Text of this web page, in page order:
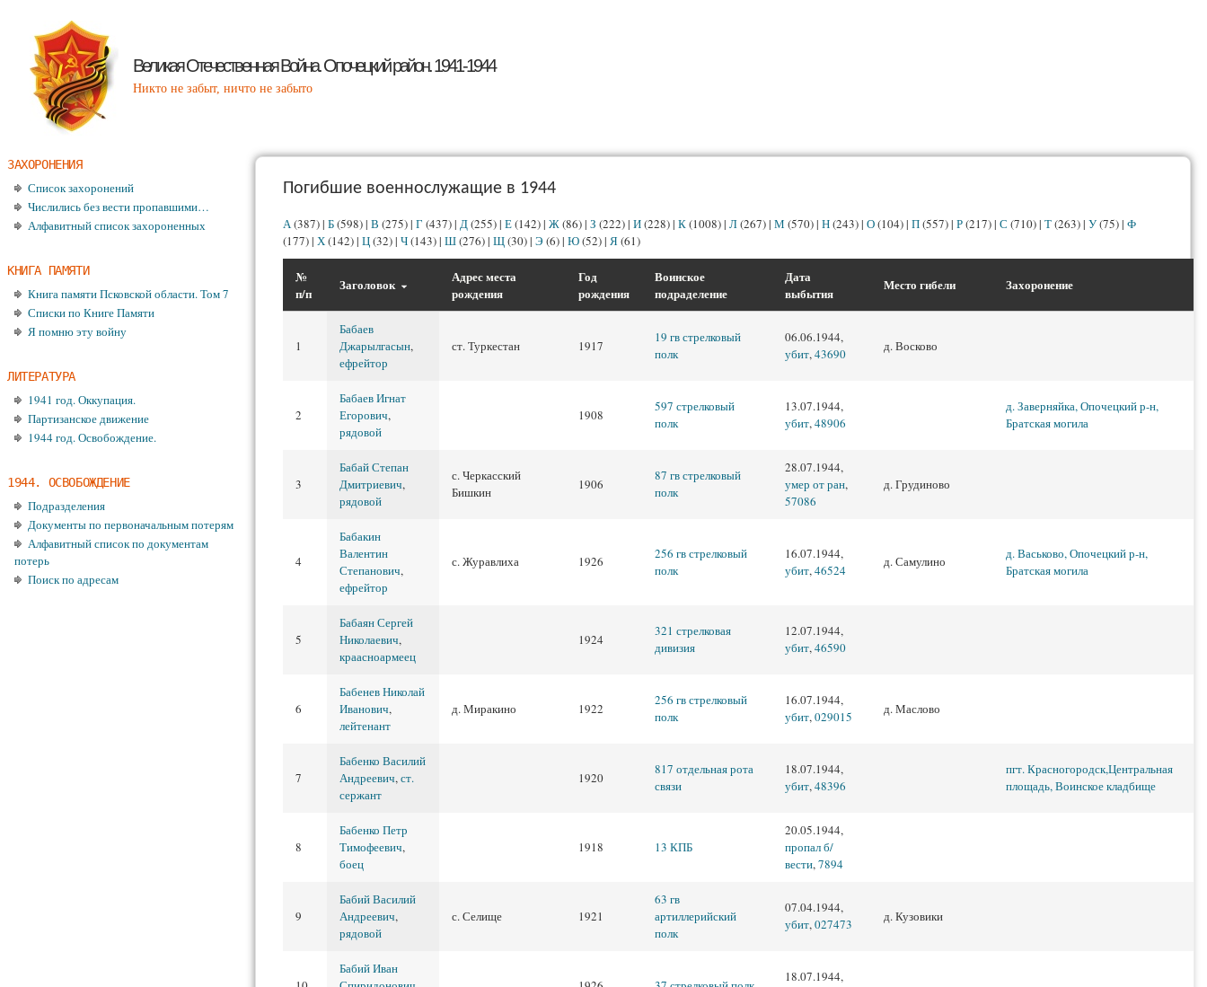
Великая Отечественная Война. Опочецкий район. 1941-1944
Никто не забыт, ничто не забыто
Погибшие военнослужащие в 1944
А(387)| Б(598)| В (275)| Г (437)| Д(255)| Е(142)| Ж(86)| З (222)| И(228)| К(1008)| Л(267)| М (570)| Н(243)| О(104)| П(557)| Р(217)| С (710)| Т(263)| У(75)| Ф
(177)| Х(142)| Ц(32)| Ч(143)| Ш(276)| Щ(30)| Э (6)| Ю(52)| Я(61)
№
п/п
Заголовок
Адрес места
рождения
Год
рождения
Воинское
подраделение
Дата
выбытия
Место гибели Захоронение
1
Бабаев
Джарылгасын,
ефрейтор
ст. Туркестан 1917
19 гв стрелковый
полк
06.06.1944,
убит,43690 д. Восково
2
Бабаев Игнат
Егорович,
рядовой
1908
597 стрелковый
полк
13.07.1944,
убит,48906
д. Заверняйка, Опочецкий р-н,
Братская могила
3
Бабай Степан
Дмитриевич,
рядовой
с. Черкасский
Бишкин
1906
87 гв стрелковый
полк
28.07.1944,
умер от ран,
57086
д. Грудиново
4
Бабакин
Валентин
Степанович,
ефрейтор
с. Журавлиха 1926
256 гв стрелковый
полк
16.07.1944,
убит,46524
д. Самулино
д. Васьково, Опочецкий р-н,
Братская могила
5
Бабаян Сергей
Николаевич,
краасноармеец
1924
321 стрелковая
дивизия
12.07.1944,
убит,46590
6
Бабенев Николай
Иванович,
лейтенант
д. Миракино 1922
256 гв стрелковый
полк
16.07.1944,
убит,029015 д. Маслово
7
Бабенко Василий
Андреевич,ст.
сержант
1920
817 отдельная рота
связи
18.07.1944,
убит,48396
пгт. Красногородск,Центральная
площадь, Воинское кладбище
8
Бабенко Петр
Тимофеевич,
боец
1918 13 КПБ
20.05.1944,
пропал б/
вести,7894
9
Бабий Василий
Андреевич,
рядовой
с. Селище 1921
63 гв
артиллерийский
полк
07.04.1944,
убит,027473 д. Кузовики
Бабий Иван
18.07.1944,
ЗАХОРОНЕНИЯ
Список захоронений
Числились без вести пропавшими…
Алфавитный список захороненных
КНИГА ПАМЯТИ
Книга памяти Псковской области. Том 7
Списки по Книге Памяти
Я помню эту войну
ЛИТЕРАТУРА
1941 год. Оккупация.
Партизанское движение
1944 год. Освобождение.
1944. ОСВОБОЖДЕНИЕ
Подразделения
Документы по первоначальным потерям
Алфавитный список по документам
потерь
Поиск по адресам